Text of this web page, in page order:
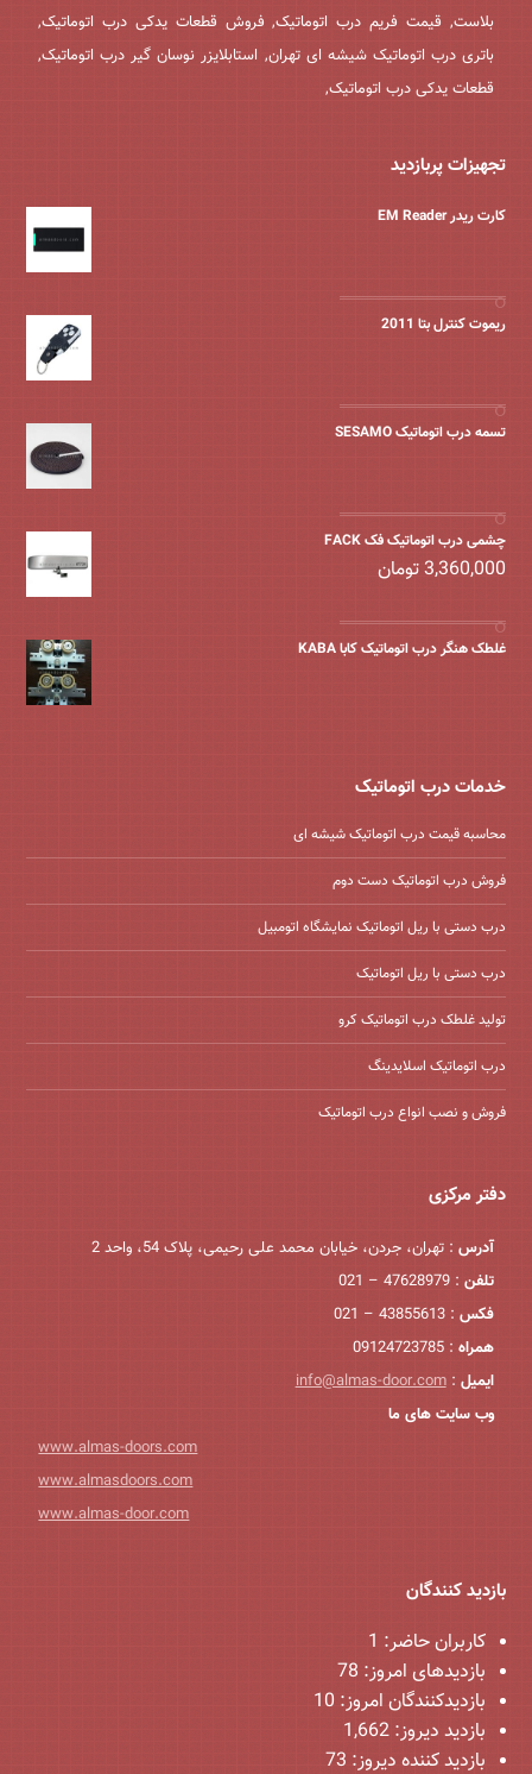
بلاست, قیمت فریم درب اتوماتیک, فروش قطعات یدکی درب اتوماتیک,
باتری درب اتوماتیک شیشه ای تهران, استابلایزر نوسان گیر درب اتوماتیک,
قطعات یدکی درب اتوماتیک,
تجهیزات پربازدید
کارت ریدر EM Reader
ریموت کنترل بتا 2011
تسمه درب اتوماتیک SESAMO
چشمی درب اتوماتیک فک FACK
3,360,000تومان
غلطک هنگر درب اتوماتیک کابا KABA
خدمات درب اتوماتیک
محاسبه قیمت درب اتوماتیک شیشه ‌ای
فروش درب اتوماتیک دست دوم
درب دستی با ریل اتوماتیک نمایشگاه اتومبیل
درب دستی با ریل اتوماتیک
تولید غلطک درب اتوماتیک کرو
درب اتوماتیک اسلایدینگ
فروش و نصب انواع درب اتوماتیک
دفتر مرکزی
آدرس : تهران، جردن، خیابان محمد علی رحیمی، پلاک 54، واحد 2
تلفن : 47628979 – 021
فکس : 43855613 – 021
همراه : 09124723785
ایمیل :
info@almas-door.com
وب سایت های ما
www.almas-doors.com
www.almasdoors.com
www.almas-door.com
بازدید کنندگان
کاربران حاضر: 1
بازدیدهای امروز: 78
بازدیدکنندگان امروز: 10
بازدید دیروز:1,662
بازدید کننده دیروز: 73